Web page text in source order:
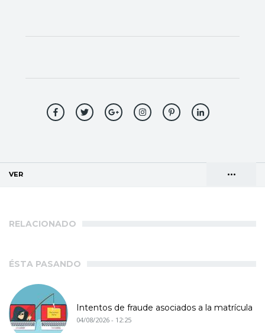
•••
VER
RELACIONADO
ÉSTA PASANDO
Intentos de fraude asociados a la matrícula
04/08/2026 - 12:25